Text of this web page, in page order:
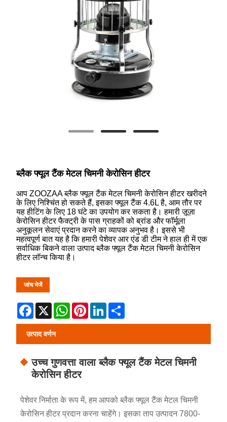
ब्लैक फ्यूल टैंक मेटल चिमनी केरोसिन हीटर
आप ZOOZAA ब्लैक फ्यूल टैंक मेटल चिमनी केरोसिन हीटर खरीदने
के लिए निश्चिंत हो सकते हैं, इसका फ्यूल टैंक 4.6L है, आम तौर पर
यह हीटिंग के लिए 18 घंटे का उपयोग कर सकता है। हमारी ज़ूज़ा
केरोसिन हीटर फैक्ट्री के पास ग्राहकों को ब्रांड और फॉर्मूला
अनुकूलन सेवाएं प्रदान करने का व्यापक अनुभव है। इससे भी
महत्वपूर्ण बात यह है कि हमारी पेशेवर आर एंड डी टीम ने हाल ही में एक
सर्वाधिक बिकने वाला उत्पाद ब्लैक फ्यूल टैंक मेटल चिमनी केरोसिन
हीटर लॉन्च किया है।
जांच भेजें
Facebook
X WhatsApp
PinterestLinkedIn
उत्पाद वर्णन
उच्च गुणवत्ता वाला ब्लैक फ्यूल टैंक मेटल चिमनी
केरोसिन हीटर
पेशेवर निर्माता के रूप में, हम आपको ब्लैक फ्यूल टैंक मेटल चिमनी
केरोसिन हीटर प्रदान करना चाहेंगे। इसका ताप उत्पादन 7800-